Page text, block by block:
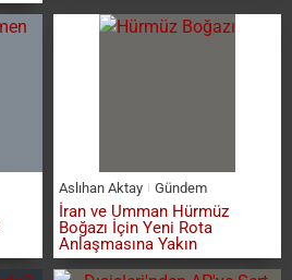
Aslıhan Aktay Gündem
İran ve Umman Hürmüz
Boğazı İçin Yeni Rota
Anlaşmasına Yakın